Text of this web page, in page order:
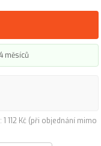
měsíců
1 112 Kč (při objednání mimo